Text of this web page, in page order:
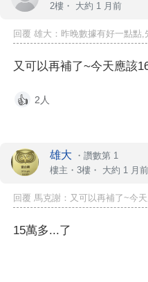
2樓・ 大約 1 月前
回覆 雄大：昨晚數據有好一點點
又可以再補了~今天應該
👍 2人
雄大 ・ 讚數第 1
樓主 ・3樓・ 大約 1 月前
回覆 馬克謝：又可以再補了~今
15萬多...了